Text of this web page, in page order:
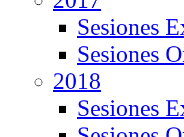
Sesiones
Sesiones
2018
Sesiones